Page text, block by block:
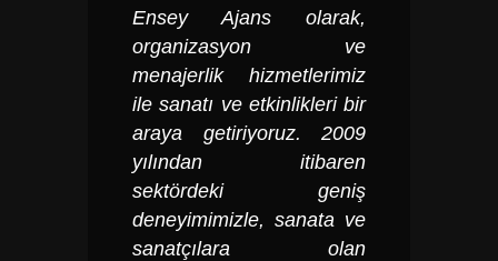
Ensey Ajans olarak,
organizasyon ve
menajerlik hizmetlerimiz
ile sanatı ve etkinlikleri bir
araya getiriyoruz. 2009
yılından itibaren
sektördeki geniş
deneyimimizle, sanata ve
sanatçılara olan